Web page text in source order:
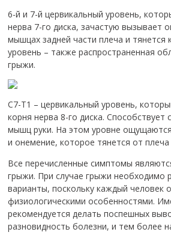
6-й и 7-й цервикальный уровень,
нерва 7-го диска, зачастую вызывает
мышцах задней части плеча и тянется
уровень – также распространенная
грыжи.
С7-Т1 – цервикальный уровень,
корня нерва 8-го диска.
мышц руки. На этом уровне
и онемение, которое тянется от плеча
Все перечисленные симптомы
грыжи. При случае грыжи необходимо
варианты, поскольку каждый человек
физиологическими особенностями.
рекомендуется делать поспешных
разновидность болезни, и тем более